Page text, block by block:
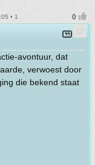
• 1
avontuur, dat
verwoest door
die bekend staat